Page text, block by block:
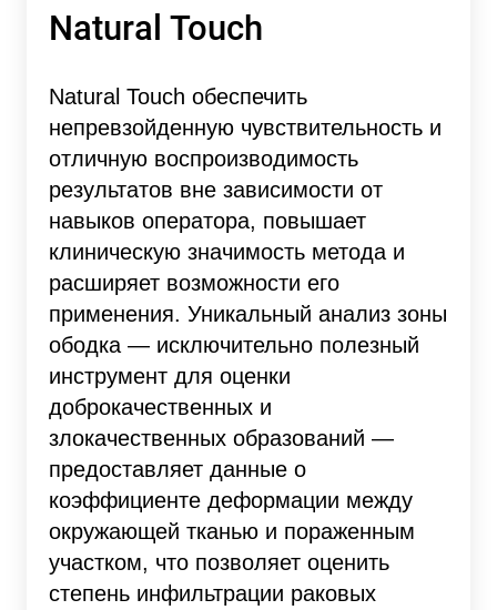
Natural Touch
Natural Touch обеспечить
непревзойденную чувствительность и
отличную воспроизводимость
результатов вне зависимости от
навыков оператора, повышает
клиническую значимость метода и
расширяет возможности его
применения. Уникальный анализ зоны
ободка — исключительно полезный
инструмент для оценки
доброкачественных и
злокачественных образований —
предоставляет данные о
коэффициенте деформации между
окружающей тканью и пораженным
участком, что позволяет оценить
степень инфильтрации раковых